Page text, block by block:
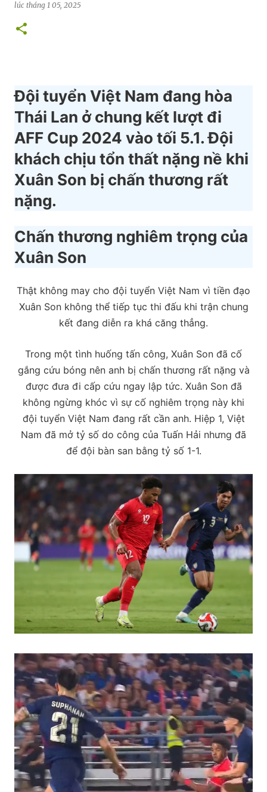
lúc tháng 1 05, 2025
Đội tuyển Việt Nam đang hòa
Thái Lan ở chung kết lượt đi
AFF Cup 2024 vào tối 5.1. Đội
khách chịu tổn thất nặng nề khi
Xuân Son bị chấn thương rất
nặng.
Chấn thương nghiêm trọng của
Xuân Son
Thật không may cho đội tuyển Việt Nam vì tiền đạo
Xuân Son không thể tiếp tục thi đấu khi trận chung
kết đang diễn ra khá căng thẳng.
Trong một tình huống tấn công, Xuân Son đã cố
gắng cứu bóng nên anh bị chấn thương rất nặng và
được đưa đi cấp cứu ngay lập tức. Xuân Son đã
không ngừng khóc vì sự cố nghiêm trọng này khi
đội tuyển Việt Nam đang rất cần anh. Hiệp 1, Việt
Nam đã mở tỷ số do công của Tuấn Hải nhưng đã
để đội bàn san bằng tỷ số 1-1.